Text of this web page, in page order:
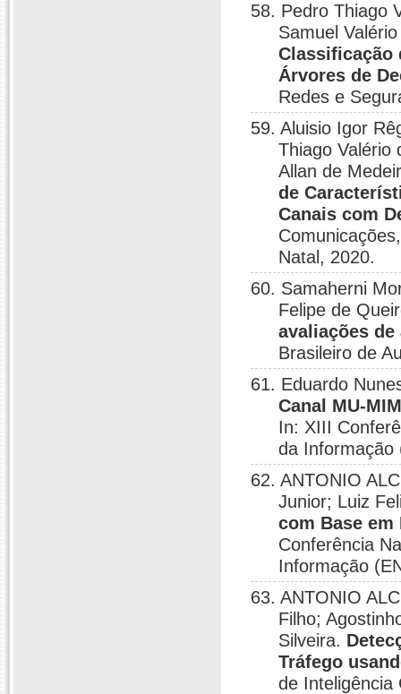
58. Pedro Thiago
Samuel
Classificação
Árvores de
Redes e
59. Aluisio Igor
Thiago Valério
Allan de
de
Canais com
Natal, 2020.
60. Samaherni
Felipe de
avaliações
Brasileiro de
61. Eduardo
Canal MU-
In: XIII
da Informação
62. ANTONIO
Junior; Luiz
com Base em
Conferência
Informação
63. ANTONIO
Filho;
Silveira.
Tráfego
de Inteligência